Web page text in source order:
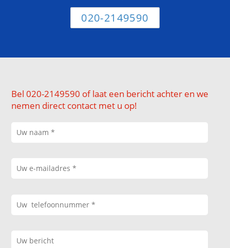
020-2149590
Bel 020-2149590 of laat een bericht achter en we
nemen direct contact met u op!